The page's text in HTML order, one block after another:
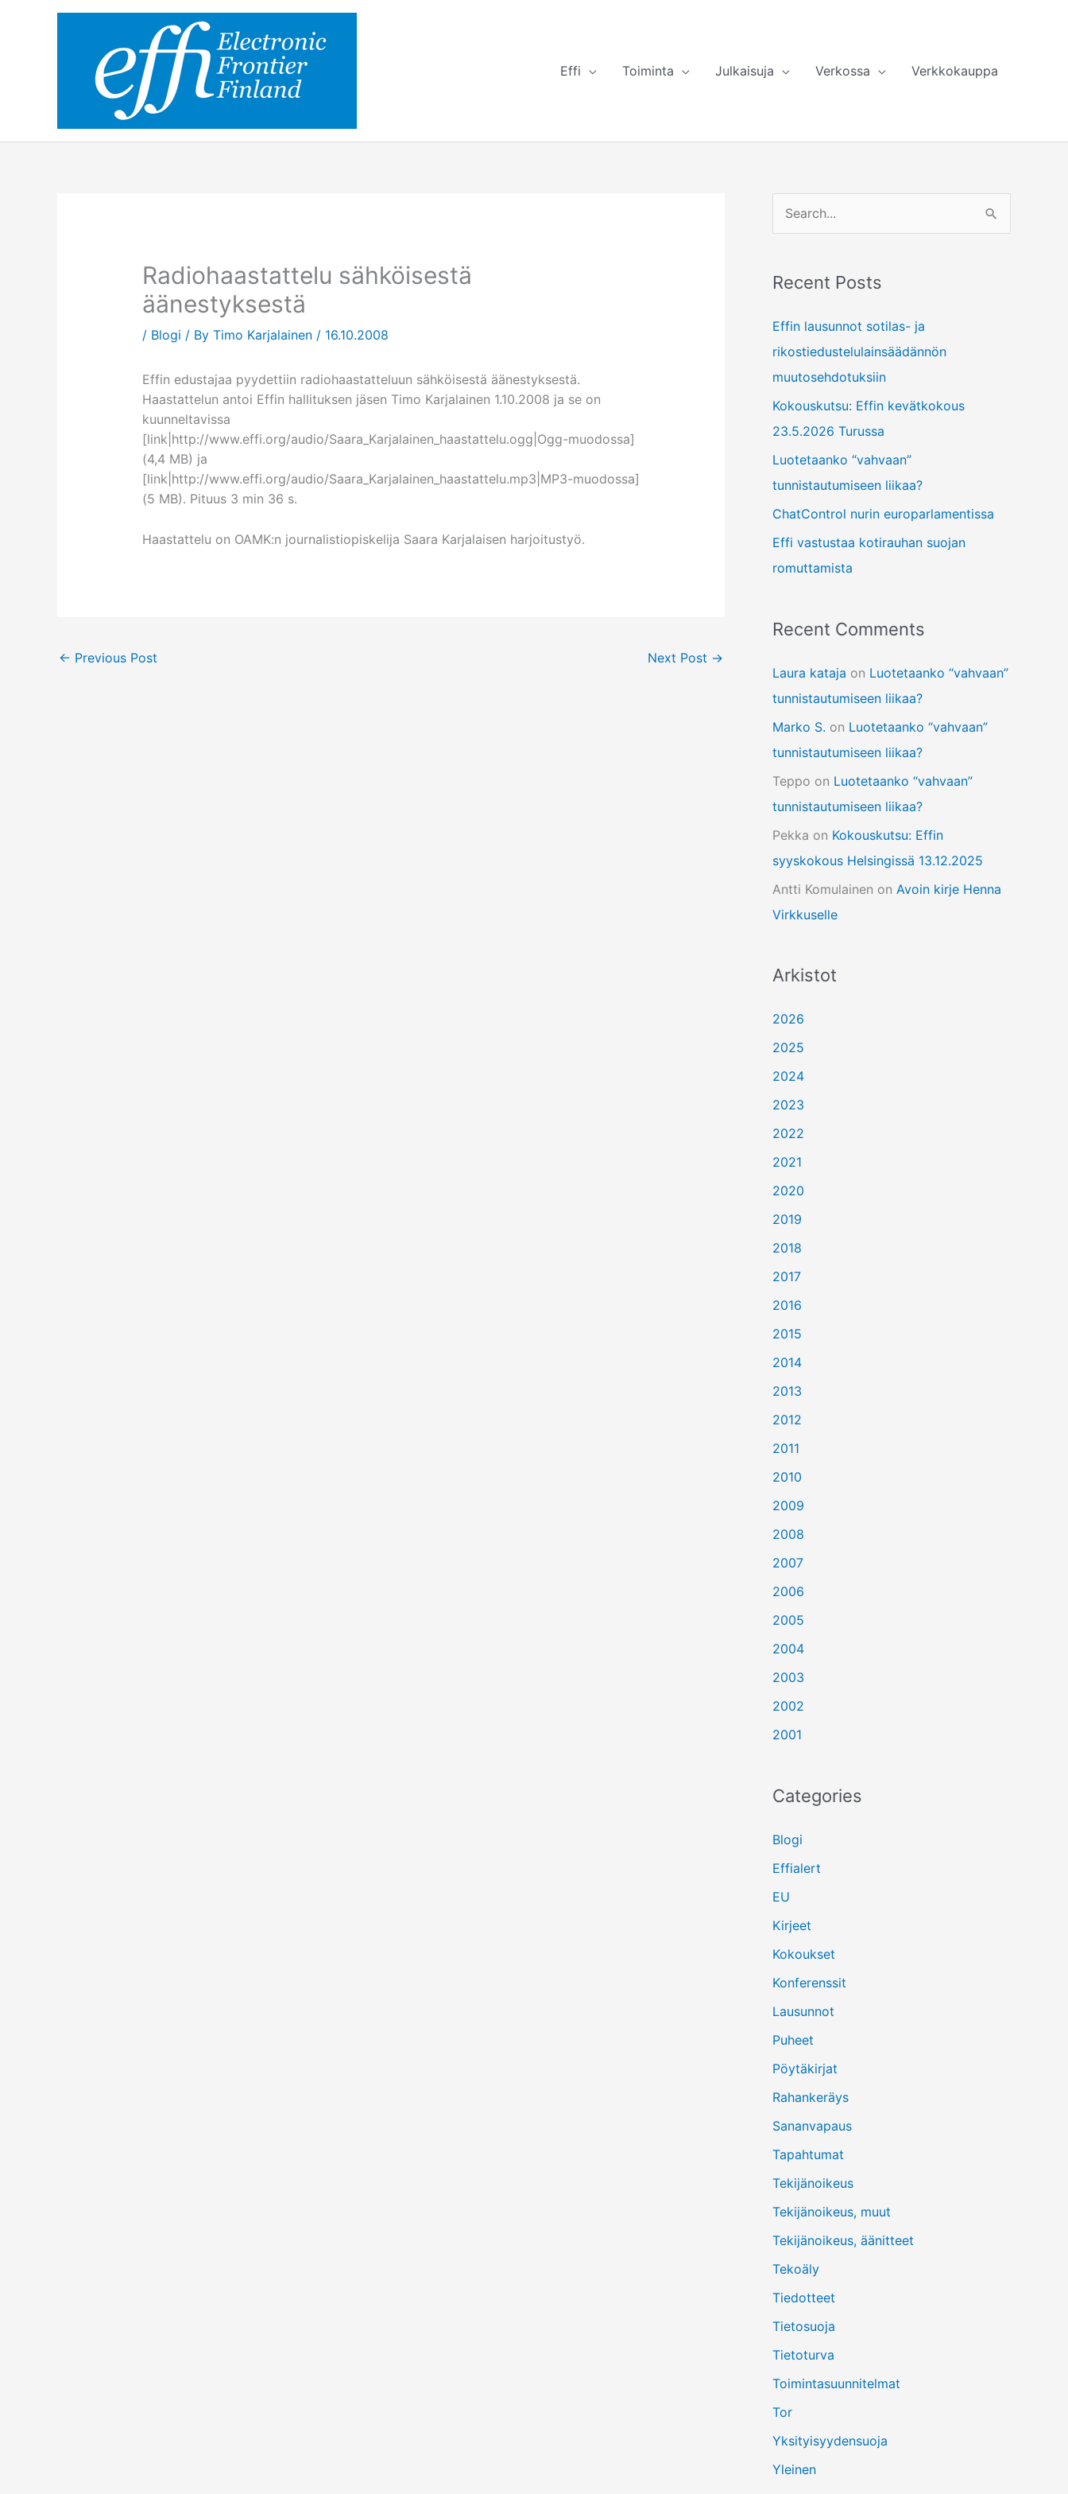
Effi
Toiminta Julkaisuja Verkossa Verkkokauppa
Radiohaastattelu sähköisestä
äänestyksestä
/ Blogi / By Timo Karjalainen / 16.10.2008
Effin edustajaa pyydettiin radiohaastatteluun sähköisestä äänestyksestä.
Haastattelun antoi Effin hallituksen jäsen Timo Karjalainen 1.10.2008 ja se on
kuunneltavissa
[link|http://www.effi.org/audio/Saara_Karjalainen_haastattelu.ogg|Ogg-muodossa]
(4,4 MB) ja
[link|http://www.effi.org/audio/Saara_Karjalainen_haastattelu.mp3|MP3-muodossa]
(5 MB). Pituus 3 min 36 s.
Haastattelu on OAMK:n journalistiopiskelija Saara Karjalaisen harjoitustyö.
← Previous Post Next Post →
e
r
h
f
o
r
:
Recent Posts
Effin lausunnot sotilas- ja
rikostiedustelulainsäädännön
muutosehdotuksiin
Kokouskutsu: Effin kevätkokous
23.5.2026 Turussa
Luotetaanko “vahvaan”
tunnistautumiseen liikaa?
ChatControl nurin europarlamentissa
Effi vastustaa kotirauhan suojan
romuttamista
Recent Comments
Laura kataja on Luotetaanko “vahvaan”
tunnistautumiseen liikaa?
Marko S. on Luotetaanko “vahvaan”
tunnistautumiseen liikaa?
Teppo on Luotetaanko “vahvaan”
tunnistautumiseen liikaa?
Pekka on Kokouskutsu: Effin
syyskokous Helsingissä 13.12.2025
Antti Komulainen on Avoin kirje Henna
Virkkuselle
Arkistot
2026
2025
2024
2023
2022
2021
2020
2019
2018
2017
2016
2015
2014
2013
2012
2011
2010
2009
2008
2007
2006
2005
2004
2003
2002
2001
Categories
Blogi
Effialert
EU
Kirjeet
Kokoukset
Konferenssit
Lausunnot
Puheet
Pöytäkirjat
Rahankeräys
Sananvapaus
Tapahtumat
Tekijänoikeus
Tekijänoikeus, muut
Tekijänoikeus, äänitteet
Tekoäly
Tiedotteet
Tietosuoja
Tietoturva
Toimintasuunnitelmat
Tor
Yksityisyydensuoja
Yleinen